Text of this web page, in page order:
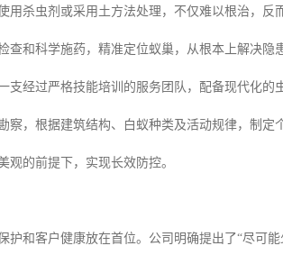
用杀虫剂或采用土方法处理，不仅难以根治，
查和科学施药，精准定位蚁巢，从根本上解决隐
支经过严格技能培训的服务团队，配备现代化的
察，根据建筑结构、白蚁种类及活动规律，制定
观的前提下，实现长效防控。
护和客户健康放在首位。公司明确提出了“尽可